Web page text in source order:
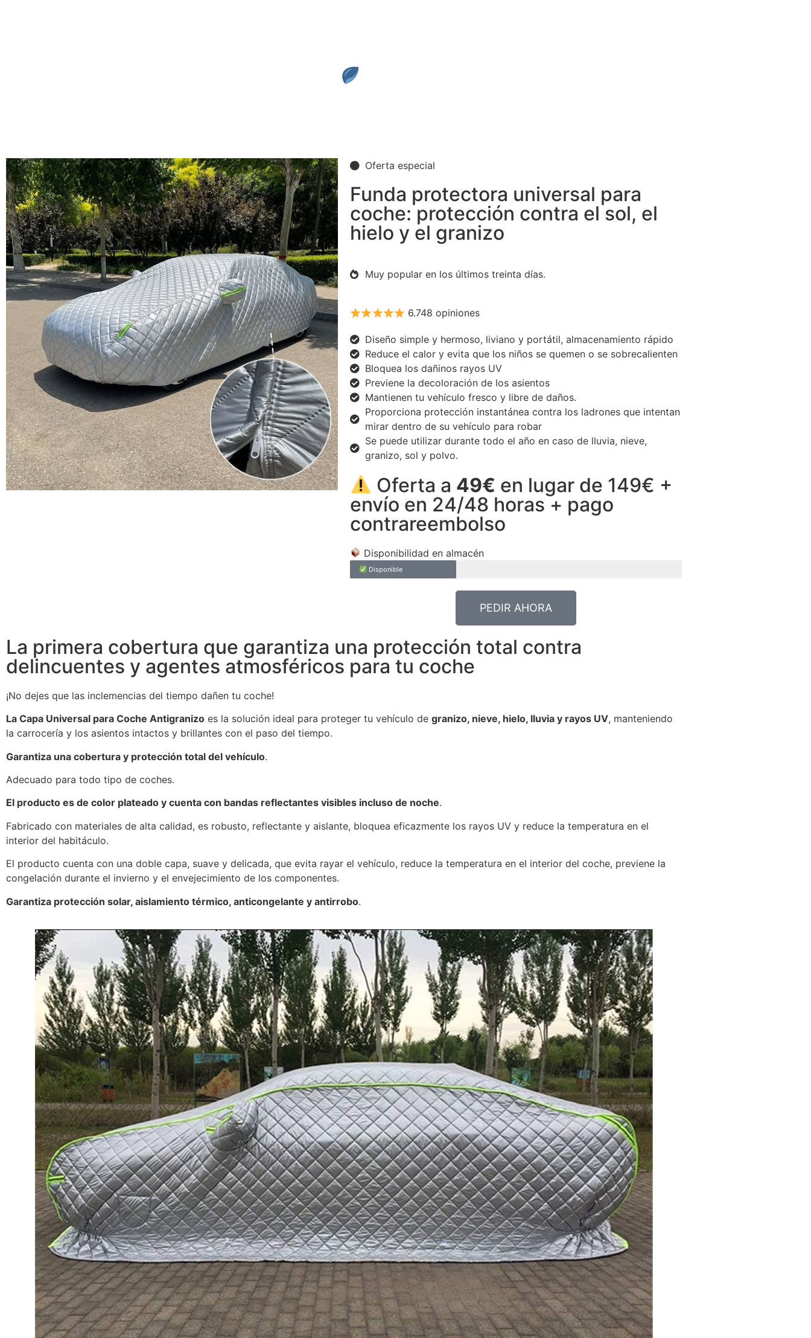
Oferta especial
Funda protectora universal para
coche: protección contra el sol, el
hielo y el granizo
Muy popular en los últimos treinta días.
6.748 opiniones
Diseño simple y hermoso, liviano y portátil, almacenamiento rápido
Reduce el calor y evita que los niños se quemen o se sobrecalienten
Bloquea los dañinos rayos UV
Previene la decoloración de los asientos
Mantienen tu vehículo fresco y libre de daños.
Proporciona protección instantánea contra los ladrones que intentan
mirar dentro de su vehículo para robar
Se puede utilizar durante todo el año en caso de lluvia, nieve,
granizo, sol y polvo.
Oferta a 49€ en lugar de 149€ +
envío en 24/48 horas + pago
contrareembolso
Disponibilidad en almacén
Disponible
PEDIR AHORA
La primera cobertura que garantiza una protección total contra
delincuentes y agentes atmosféricos para tu coche
¡No dejes que las inclemencias del tiempo dañen tu coche!
La Capa Universal para Coche Antigranizo es la solución ideal para proteger tu vehículo de granizo, nieve, hielo, lluvia y rayos UV, manteniendo
la carrocería y los asientos intactos y brillantes con el paso del tiempo.
Garantiza una cobertura y protección total del vehículo.
Adecuado para todo tipo de coches.
El producto es de color plateado y cuenta con bandas reflectantes visibles incluso de noche.
Fabricado con materiales de alta calidad, es robusto, reflectante y aislante, bloquea eficazmente los rayos UV y reduce la temperatura en el
interior del habitáculo.
El producto cuenta con una doble capa, suave y delicada, que evita rayar el vehículo, reduce la temperatura en el interior del coche, previene la
congelación durante el invierno y el envejecimiento de los componentes.
Garantiza protección solar, aislamiento térmico, anticongelante y antirrobo.